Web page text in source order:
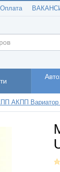
Оплата
АКПП Вариатор